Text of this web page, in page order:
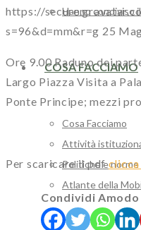
Hanno condiviso
COSA FACCIAMO
Cosa Facciamo
Attività
Politiche e norme
Atlante della
https://
s=96&d=mm&r=g 25
Ore 9.00 Raduno dei
Largo Piazza Visita a
Ponte Principe; mezzi
Per scaricare il pdfclicca
Condividi Amodo